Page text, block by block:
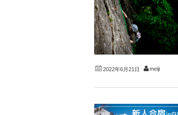
2022年6月21日 meiji